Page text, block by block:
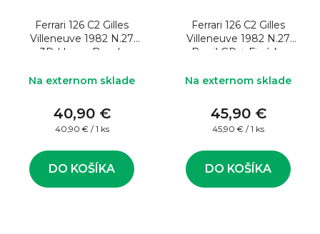
Ferrari 126 C2 Gilles
Villeneuve 1982 N.27
3Rd Long Beach
formule
Na externom sklade
40,90 €
Jednotková
40,90 € / 1 ks
DO KOŠÍKA
Ferrari 126 C2 Gilles
Villeneuve 1982 N.27
Brazil GP + Figúrka
formule
Na externom sklade
45,90 €
Jednotková
45,90 € / 1 ks
DO KOŠÍKA